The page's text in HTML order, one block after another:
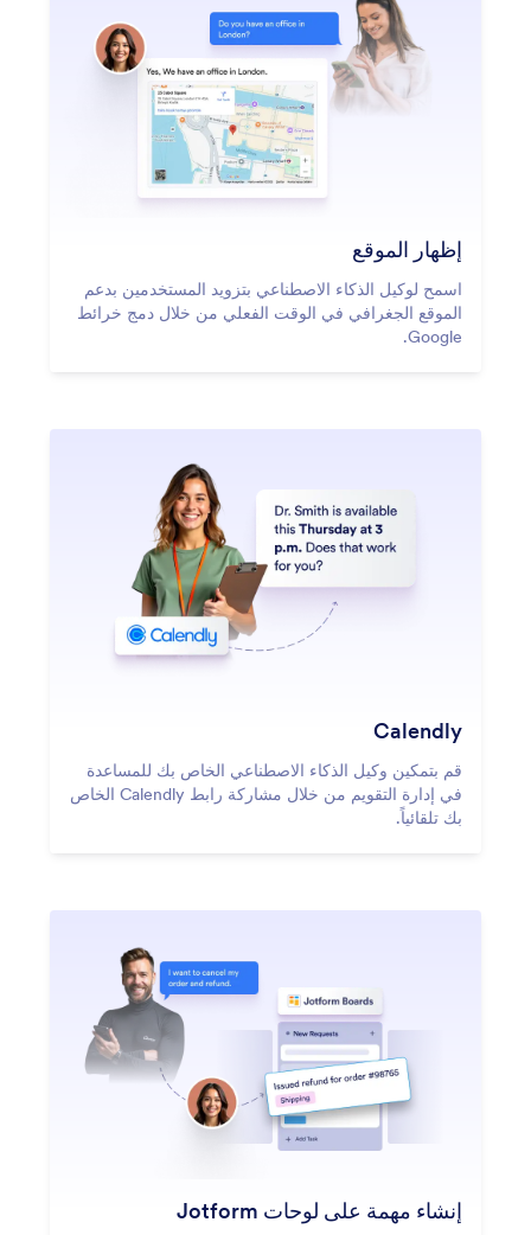
إظهار الموقع
اسمح لوكيل الذكاء الاصطناعي بتزويد المستخدمين بدعم
الموقع الجغرافي في الوقت الفعلي من خلال دمج خرائط
Google.
Calendly
قم بتمكين وكيل الذكاء الاصطناعي الخاص بك للمساعدة
في إدارة التقويم من خلال مشاركة رابط Calendly الخاص
بك تلقائياً.
إنشاء مهمة على لوحات Jotform